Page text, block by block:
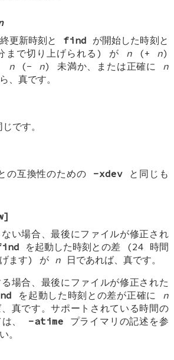
更新時刻と find が開始した時刻と
まで切り上げられる) が n(+ n)
n(- n) 未満か、または正確に n
、真です。
です。
互換性のための -xdev と同じも
]
い場合、最後にファイルが修正され
を起動した時刻との差 (24 時間
ます) が n日であれば、真です。
場合、最後にファイルが修正された
を起動した時刻との差が正確に n
真です。サポートされている時間の
は、 -atime プライマリの記述を参
。